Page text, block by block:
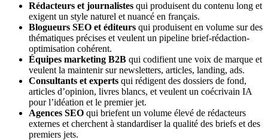
Rédacteurs et journalistes qui produisent du contenu long et
exigent un style naturel et nuancé en français.
Blogueurs SEO et éditeurs qui produisent en volume sur des
thématiques précises et veulent un pipeline brief-rédaction-
optimisation cohérent.
Équipes marketing B2B qui codifient une voix de marque et
veulent la maintenir sur newsletters, articles, landing, ads.
Consultants et experts qui rédigent des dossiers de fond,
articles d’opinion, livres blancs, et veulent un coécrivain IA
pour l’idéation et le premier jet.
Agences SEO qui briefent un volume élevé de rédacteurs
externes et cherchent à standardiser la qualité des briefs et des
premiers jets.